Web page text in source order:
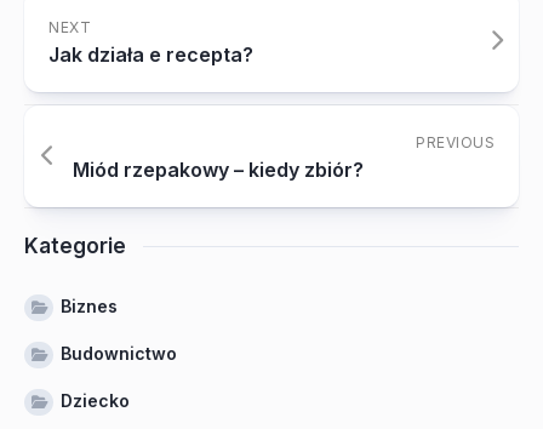
NEXT
Jak działa e recepta?
PREVIOUS
Miód rzepakowy – kiedy zbiór?
Kategorie
Biznes
Budownictwo
Dziecko